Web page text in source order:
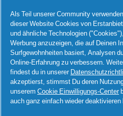
Ähnliche Produkte von P&G:
,
In
neuem
,
In
neuem
,
In
neuem
,
YouTube
,
In
neuem
Tab
öffnen
Instagram
,
In
neuem
Tab
öffnen
TikTok
,
In
neuem
Tab
öffnen
Als Teil unserer Community
dieser Website Cookies von
und ähnliche Technologien
Werbung anzuzeigen, die auf Deinen
Surfgewohnheiten basiert, Analysen
Online-Erfahrung zu verbessern.
findest du in unserer
akzeptierst, stimmst Du deren
unserem Cookie Einwilligungs-Center
auch ganz einfach wieder deaktivieren